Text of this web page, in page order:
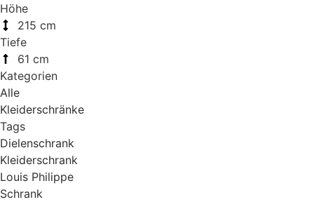
Höhe
215 cm
Tiefe
61 cm
Kategorien
Alle
Kleiderschränke
Tags
Dielenschrank
Kleiderschrank
Louis Philippe
Schrank